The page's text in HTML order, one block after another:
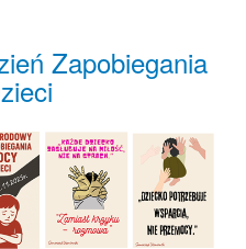
Zapobiegania